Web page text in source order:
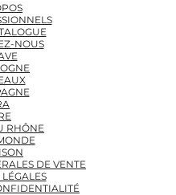
NOUS
RHÔNE
DE VENTE